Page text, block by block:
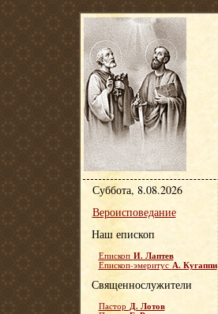
Суббота, 8.08.2026
Вероисповедание
Наш епископ
Епископ И. Лаптев
Епископ-эмеритус А. Кугаппи
Священнослужители
Пастор Д. Лотов